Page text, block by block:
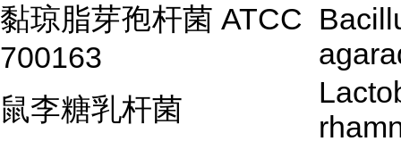
黏琼脂芽孢杆菌 ATCC
700163
鼠李糖乳杆菌